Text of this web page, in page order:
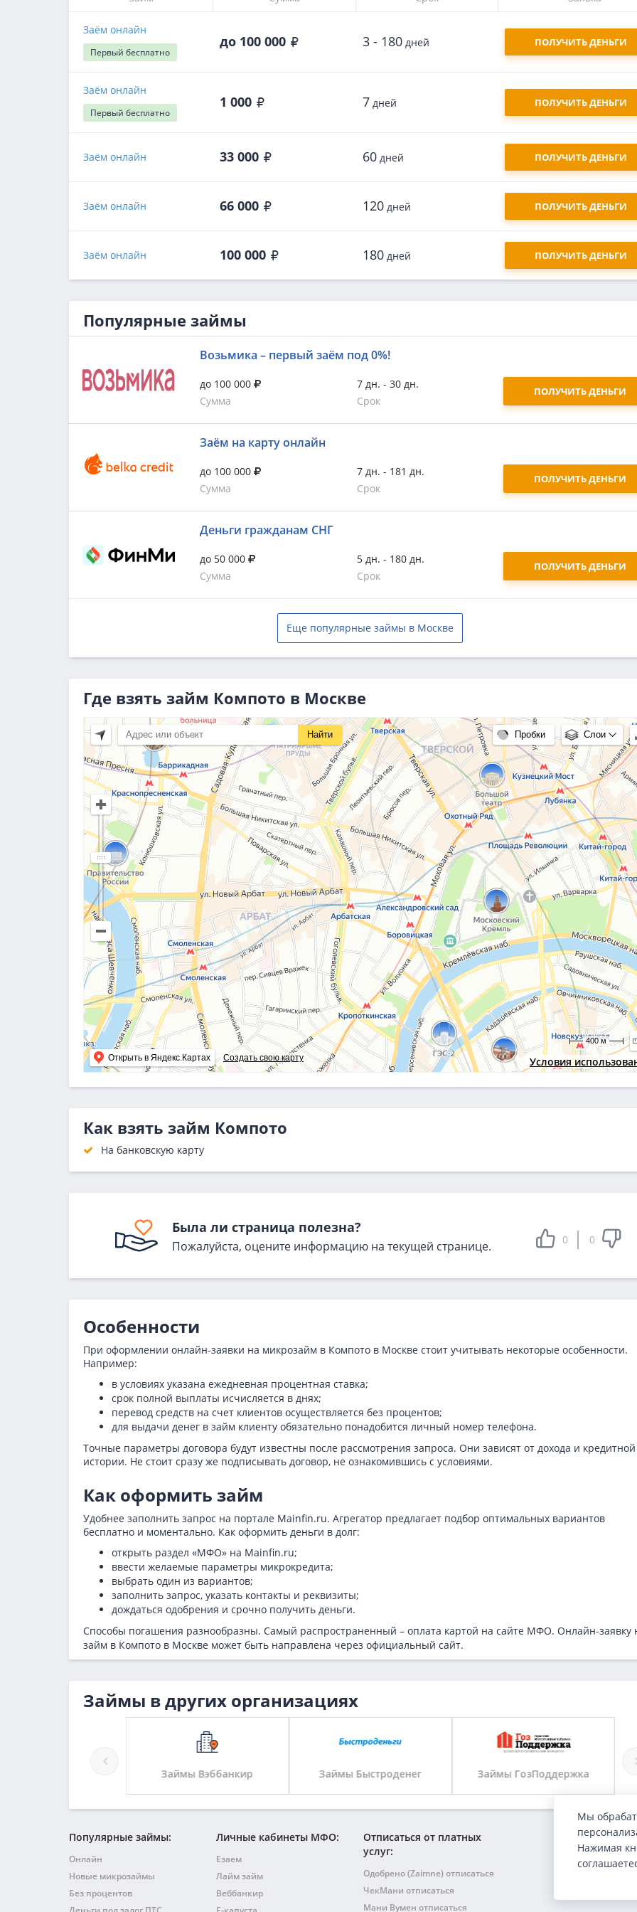
Заём онлайн
Первый бесплатно
до 100 000 3 - 180 дней ПОЛУЧИТЬ ДЕНЬГИ
Заём онлайн
Первый бесплатно
1 000 7 дней ПОЛУЧИТЬ ДЕНЬГИ
Заём онлайн 33 000 60 дней ПОЛУЧИТЬ ДЕНЬГИ
Заём онлайн 66 000 120 дней ПОЛУЧИТЬ ДЕНЬГИ
Заём онлайн 100 000 180 дней ПОЛУЧИТЬ ДЕНЬГИ
Популярные займы
Возьмика – первый заём под 0%!
до 100 000
Сумма
7 дн. - 30 дн.
Срок
ПОЛУЧИТЬ ДЕНЬГИ
Заём на карту онлайн
до 100 000
Сумма
7 дн. - 181 дн.
Срок
ПОЛУЧИТЬ ДЕНЬГИ
Деньги гражданам СНГ
до 50 000
Сумма
5 дн. - 180 дн.
Срок
ПОЛУЧИТЬ ДЕНЬГИ
Еще популярные займы в Москве
Где взять займ Компото в Москве
Условия
Открыть в Яндекс.Картах Создать свою карту
Найти Пробки Слои
400 м
Как взять займ Компото
На банковскую карту
Была ли страница полезна?
Пожалуйста, оцените информацию на текущей странице. 0 0
Особенности
При оформлении онлайн-заявки на микрозайм в Компото в Москве стоит учитывать некоторые особенности.
Например:
в условиях указана ежедневная процентная ставка;
срок полной выплаты исчисляется в днях;
перевод средств на счет клиентов осуществляется без процентов;
для выдачи денег в займ клиенту обязательно понадобится личный номер телефона.
Точные параметры договора будут известны после рассмотрения запроса. Они зависят от дохода и кредитной
истории. Не стоит сразу же подписывать договор, не ознакомившись с условиями.
Как оформить займ
Удобнее заполнить запрос на портале Mainfin.ru. Агрегатор предлагает подбор оптимальных вариантов
бесплатно и моментально. Как оформить деньги в долг:
открыть раздел «МФО» на Mainfin.ru;
ввести желаемые параметры микрокредита;
выбрать один из вариантов;
заполнить запрос, указать контакты и реквизиты;
дождаться одобрения и срочно получить деньги.
Способы погашения разнообразны. Самый распространенный – оплата картой на сайте МФО. Онлайн-заявку
займ в Компото в Москве может быть направлена через официальный сайт.
Займы в других организациях
Займы Вэббанкир Займы Быстроденег Займы ГозПоддержка
Популярные займы:
Онлайн
Новые микрозаймы
Без процентов
Личные кабинеты МФО:
Езаем
Лайм займ
Веббанкир
Отписаться от платных
услуг:
Одобрено (Zaimne) отписаться
ЧекМани отписаться
Мани Вумен отписаться
Мы
Нажимая